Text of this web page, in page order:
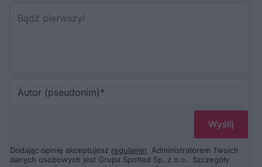
Dodając opinię akceptujesz regulamin. Administratorem Twoich
danych osobowych jest Grupa Spotted Sp. z o.o.. Szczegóły